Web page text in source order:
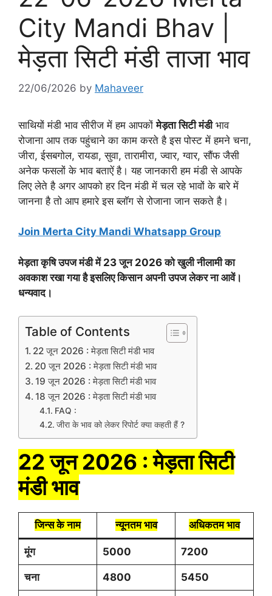
City Mandi Bhav |
मेड़ता सिटी मंडी ताजा भाव
22/06/2026 by Mahaveer
साथियों मंडी भाव सीरीज में हम आपकोंमेड़ता सिटी मंडीभाव
रोजाना आप तक पहुंचाने का काम करते है इस पोस्ट में हमने चना,
जीरा, ईसबगोल, रायडा, सुवा, तारामीरा, ज्वार, ग्वार, सौंफ जैसी
अनेक फसलों के भाव बताऐं है। यह जानकारी हम मंडी से आपके
लिए लेते है अगर आपको हर दिन मंडी में चल रहे भावों के बारे में
जानना है तो आप हमारे इस ब्लाॅग से रोजाना जान सकते है।
Join Merta City Mandi Whatsapp Group
मेड़ता कृषि उपज मंडी में 23 जून 2026 को खुली नीलामी का
अवकाश रखा गया है इसलिए किसान अपनी उपज लेकर ना आवें।
धन्यवाद।
Table of Contents
22 जून 2026 : मेड़ता सिटी मंडी भाव
20 जून 2026 : मेड़ता सिटी मंडी भाव
19 जून 2026 : मेड़ता सिटी मंडी भाव
18 जून 2026 : मेड़ता सिटी मंडी भाव
FAQ :
जीरा के भाव को लेकर रिपोर्ट क्या कहती हैं ?
22 जून 2026 : मेड़ता सिटी
मंडी भाव
जिन्स के नाम न्यूनतम भाव अधिकतम भाव
मूंग 5000 7200
चना 4800 5450